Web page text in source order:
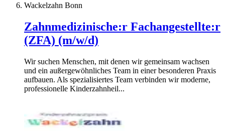
Wackelzahn Bonn
Zahnmedizinische:r Fachangestellte:r
(ZFA) (m/w/d)
Wir suchen Menschen, mit denen wir gemeinsam wachsen
und ein außergewöhnliches Team in einer besonderen Praxis
aufbauen. Als spezialisiertes Team verbinden wir moderne,
professionelle Kinderzahnheil...